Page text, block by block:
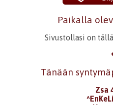
Paikalla
Sivustollasi on
Tänään
Zsa